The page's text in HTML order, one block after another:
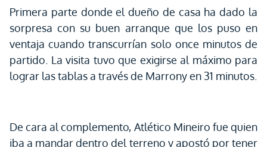
Primera parte donde el dueño de casa ha dado la
sorpresa con su buen arranque que los puso en
ventaja cuando transcurrían solo once minutos de
partido. La visita tuvo que exigirse al máximo para
lograr las tablas a través de Marrony en 31 minutos.
De cara al complemento, Atlético Mineiro fue quien
iba a mandar dentro del terreno y apostó por tener